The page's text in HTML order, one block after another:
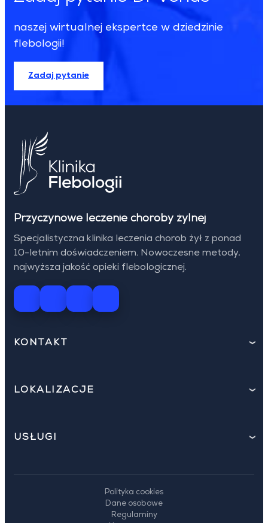
naszej wirtualnej ekspertce w dziedzinie
flebologii!
Zadaj pytanie
Przyczynowe leczenie choroby żylnej
Specjalistyczna klinika leczenia chorob żył z ponad
10-letnim doświadczeniem. Nowoczesne metody,
najwyższa jakość opieki flebologicznej.
KONTAKT
LOKALIZACJE
USŁUGI
Polityka cookies
Dane osobowe
Regulaminy